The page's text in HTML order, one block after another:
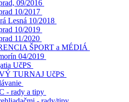
09/2016
10/2017
Lesná 10/2018
10/2019
11/2020
ŠPORT a MÉDIÁ
04/2019
UčPS
TURNAJ UčPS
- rady a tipy